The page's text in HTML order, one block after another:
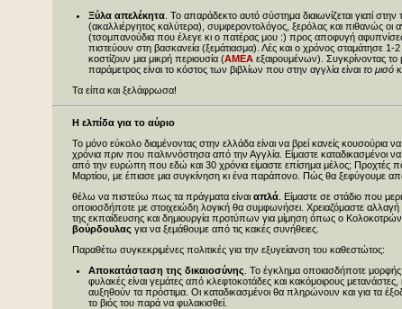
Ξύλα απελέκητα . Το απαράδεκτο αυτό σύστημα διαιωνίζεται γιατί
(ακαλλιέργητος καλύτερα), συμφεροντολόγος, ξερόλας και πιθανώς οι
(τσομπανούδια που έλεγε κι ο πατέρας μου :) προς αποφυγή
πιστεύουν στη βασκανεία (ξεμάτιασμα). Λές και ο χρόνος σταμάτησε 1-
κοστίζουν μια μικρή περιουσία (ΑΜΕΑ εξαιρουμένων). Συγκρίνοντας
παράμετρος είναι το κόστος των βιβλίων που στην αγγλία είναι το μισό
Τα είπα και ξελάφρωσα!
Η ελπίδα για το αύριο
Το μόνο εύκολο διαμένοντας στην ελλάδα είναι να βρεί κανείς κουσούρια
χρόνια πριν που παλιννόστησα από την Αγγλία. Είμαστε καταδικασμένοι
από την ευρώπη που εδώ και 30 χρόνια είμαστε επίσημα μέλος; Προχτές
Μαρτίου, με έπιασε μια συγκίνηση κι ένα παράπονο. Πώς θα ξεφύγουμε
θέλω να πιστεύω πως τα πράγματα είναι απλά . Είμαστε σε στάδιο που
οποιοσδήποτε με στοιχειώδη λογική θα συμφωνήσει. Χρειαζόμαστε
της εκπαίδευσης και δημιουργία προτύπων για μίμηση όπως ο
βούρδουλας για να ξεμάθουμε από τις κακές συνήθειες.
Παραθέτω συγκεκριμένες πολιτικές για την εξυγείανση του καθεστώτος:
Αποκατάσταση της δικαιοσύνης . Το έγκλημα οποιασδήποτε μορφής
φυλακές είναι γεμάτες από κλεφτοκοτάδες και κακόμοιρους
αυξηθούν τα πρόστιμα. Οι καταδικασμένοι θα πληρώνουν και για τα
το βιός του παρά να φυλακισθεί.